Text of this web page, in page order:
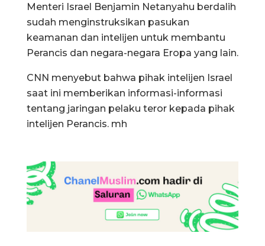
Menteri Israel Benjamin Netanyahu berdalih
sudah menginstruksikan pasukan
keamanan dan intelijen untuk membantu
Perancis dan negara-negara Eropa yang lain.
CNN menyebut bahwa pihak intelijen Israel
saat ini memberikan informasi-informasi
tentang jaringan pelaku teror kepada pihak
intelijen Perancis. mh